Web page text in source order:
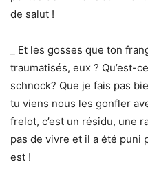
de salut !
_ Et les gosses que ton
traumatisés, eux ? Qu’est-
schnock? Que je fais pas
tu viens nous les gonfler
frelot, c’est un résidu, une
pas de vivre et il a été puni
est !